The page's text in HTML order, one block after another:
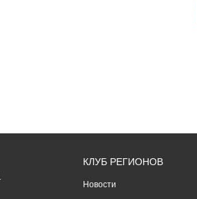
КЛУБ РЕГИОНОВ
Новости